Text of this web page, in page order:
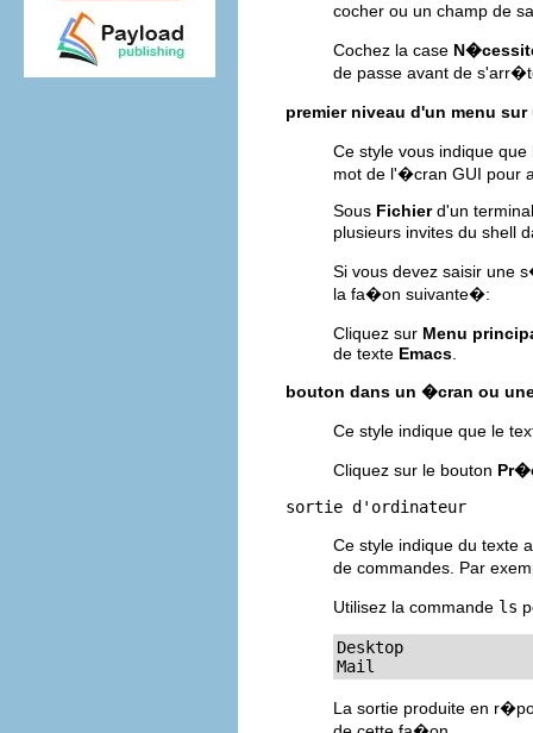
cocher ou un champ de
Cochez la case
de passe avant de
premier niveau d'un menu
Ce style vous indique
mot de l'�cran GUI pour
Sous Fichierd'un
plusieurs invites du shell
Si vous devez saisir une
la fa�on suivante�:
Cliquez sur Menu
de texte Emacs
bouton dans un �cran ou
Ce style indique que le
Cliquez sur le bouton
sortie d'ordinateur
Ce style indique du texte
de commandes. Par
Utilisez la commande ls
Desktop
Mail
La sortie produite en